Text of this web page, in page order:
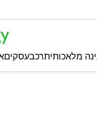
מלאכותיתרכבעסקים